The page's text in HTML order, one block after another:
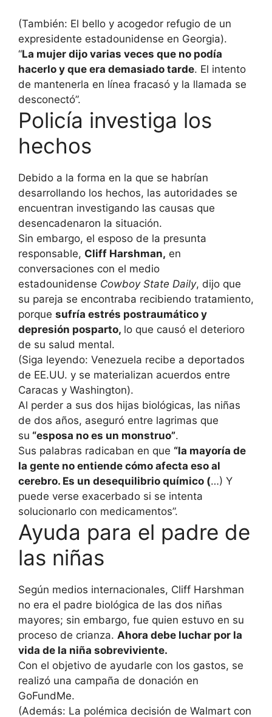
(También: El bello y acogedor refugio de un
expresidente estadounidense en Georgia).
“La mujer dijo varias veces que no podía
hacerlo y que era demasiado tarde. El intento
de mantenerla en línea fracasó y la llamada se
desconectó”.
Policía investiga los
hechos
Debido a la forma en la que se habrían
desarrollando los hechos, las autoridades se
encuentran investigando las causas que
desencadenaron la situación.
Sin embargo, el esposo de la presunta
responsable, Cliff Harshman, en
conversaciones con el medio
estadounidense Cowboy State Daily, dijo que
su pareja se encontraba recibiendo tratamiento,
porque sufría estrés postraumático y
depresión posparto, lo que causó el deterioro
de su salud mental.
(Siga leyendo: Venezuela recibe a deportados
de EE.UU. y se materializan acuerdos entre
Caracas y Washington).
Al perder a sus dos hijas biológicas, las niñas
de dos años, aseguró entre lagrimas que
su “esposa no es un monstruo”.
Sus palabras radicaban en que “la mayoría de
la gente no entiende cómo afecta eso al
cerebro. Es un desequilibrio químico (…) Y
puede verse exacerbado si se intenta
solucionarlo con medicamentos”.
Ayuda para el padre de
las niñas
Según medios internacionales, Cliff Harshman
no era el padre biológica de las dos niñas
mayores; sin embargo, fue quien estuvo en su
proceso de crianza. Ahora debe luchar por la
vida de la niña sobreviviente.
Con el objetivo de ayudarle con los gastos, se
realizó una campaña de donación en
GoFundMe.
(Además: La polémica decisión de Walmart con